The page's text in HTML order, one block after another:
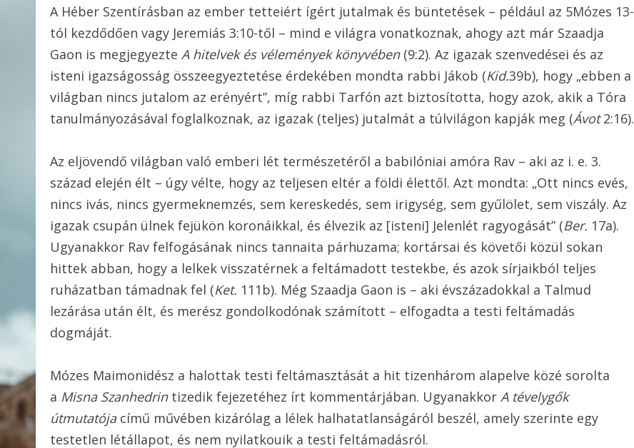
A Héber Szentírásban az ember tetteiért ígért jutalmak és büntetések – például az 5Mózes 13-
tól kezdődően vagy Jeremiás 3:10-től – mind e világra vonatkoznak, ahogy azt már Szaadja
Gaon is megjegyezte A hitelvek és vélemények könyvében(9:2). Az igazak szenvedései és az
isteni igazságosság összeegyeztetése érdekében mondta rabbi Jákob (Kid.39b), hogy „ebben a
világban nincs jutalom az erényért”, míg rabbi Tarfón azt biztosította, hogy azok, akik a Tóra
tanulmányozásával foglalkoznak, az igazak (teljes) jutalmát a túlvilágon kapják meg (Ávot2:16).
Az eljövendő világban való emberi lét természetéről a babilóniai amóra Rav – aki az i. e. 3.
század elején élt – úgy vélte, hogy az teljesen eltér a földi élettől. Azt mondta: „Ott nincs evés,
nincs ivás, nincs gyermeknemzés, sem kereskedés, sem irigység, sem gyűlölet, sem viszály. Az
igazak csupán ülnek fejükön koronáikkal, és élvezik az [isteni] Jelenlét ragyogását” (Ber. 17a).
Ugyanakkor Rav felfogásának nincs tannaita párhuzama; kortársai és követői közül sokan
hittek abban, hogy a lelkek visszatérnek a feltámadott testekbe, és azok sírjaikból teljes
ruházatban támadnak fel (Ket. 111b). Még Szaadja Gaon is – aki évszázadokkal a Talmud
lezárása után élt, és merész gondolkodónak számított – elfogadta a testi feltámadás
dogmáját.
Mózes Maimonidész a halottak testi feltámasztását a hit tizenhárom alapelve közé sorolta
a Misna Szanhedrintizedik fejezetéhez írt kommentárjában. Ugyanakkor A tévelygők
útmutatójacímű művében kizárólag a lélek halhatatlanságáról beszél, amely szerinte egy
testetlen létállapot, és nem nyilatkouik a testi feltámadásról.